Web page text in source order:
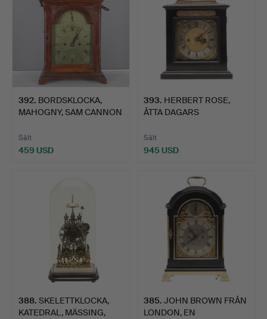
392. BORDSKLOCKA,
MAHOGNY, SAM CANNON
Sålt
459 USD
393. HERBERT ROSE,
ÅTTA DAGARS
Sålt
945 USD
388. SKELETTKLOCKA,
KATEDRAL, MÄSSING,
385. JOHN BROWN FRÅN
LONDON, EN